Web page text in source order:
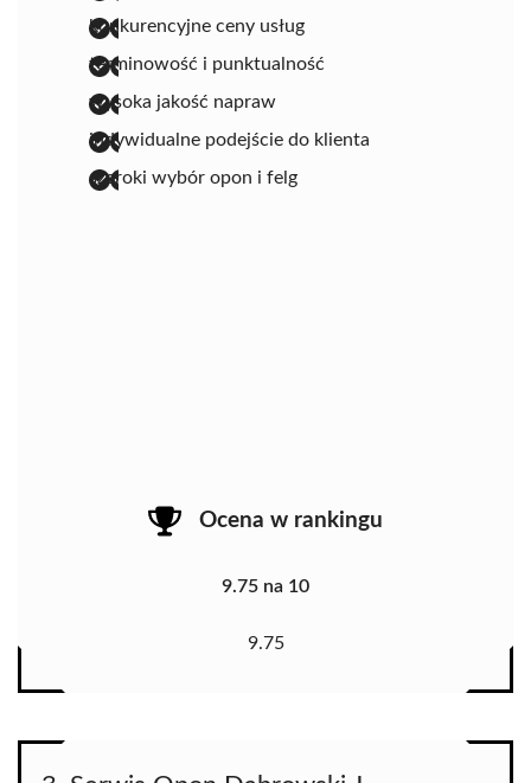
konkurencyjne ceny usług
terminowość i punktualność
wysoka jakość napraw
indywidualne podejście do klienta
szeroki wybór opon i felg
Ocena w rankingu
9.75 na 10
9.75